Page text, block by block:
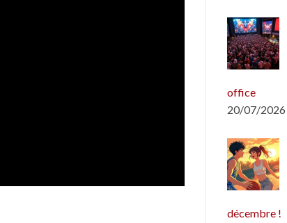
office
20/07/2026
décembre !